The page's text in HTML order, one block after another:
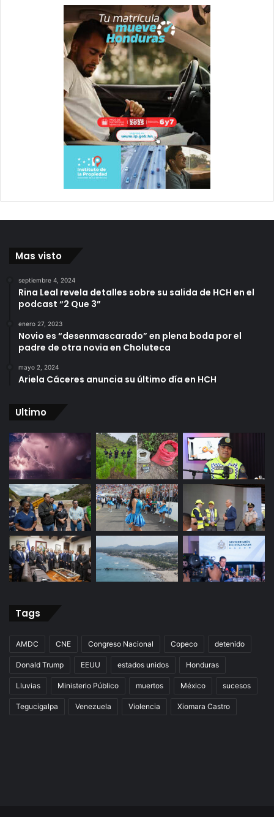
Mas visto
septiembre 4, 2024
Rina Leal revela detalles sobre su salida de HCH en el
podcast “2 Que 3”
enero 27, 2023
Novio es “desenmascarado” en plena boda por el
padre de otra novia en Choluteca
mayo 2, 2024
Ariela Cáceres anuncia su último día en HCH
Ultimo
Tags
AMDC CNE Congreso Nacional Copeco detenido
Donald Trump EEUU estados unidos Honduras
Lluvias Ministerio Público muertos México sucesos
Tegucigalpa Venezuela Violencia Xiomara Castro